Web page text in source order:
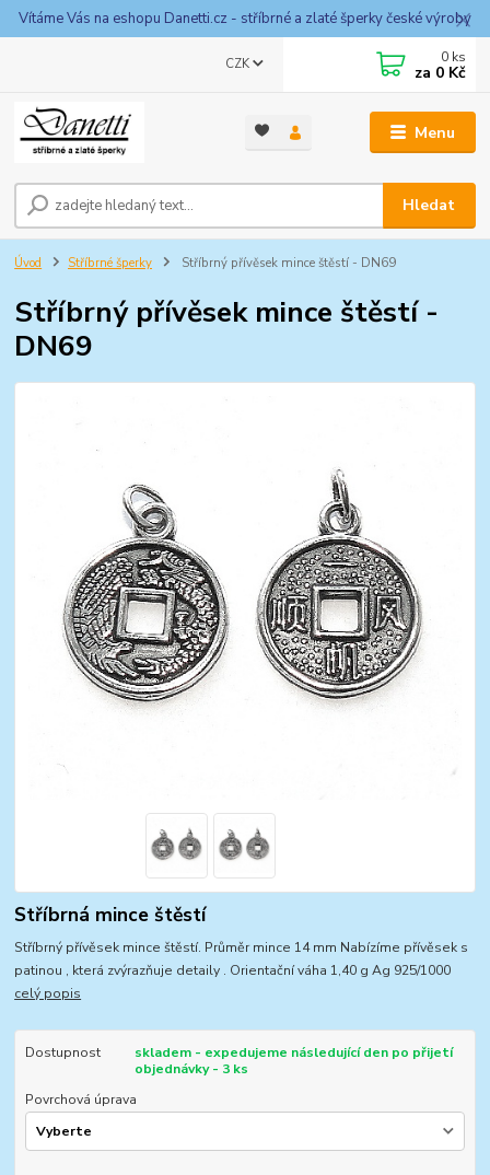
Vítáme Vás na eshopu Danetti.cz - stříbrné a zlaté šperky české výroby
Menu
CZK
Hledat
0 ks
za 0 Kč
Úvod Stříbrné šperky Stříbrný přívěsek mince štěstí - DN69
Stříbrný přívěsek mince štěstí -
DN69
Stříbrná mince štěstí
Stříbrný přívěsek mince štěstí. Průměr mince 14 mm Nabízíme přívěsek s
patinou , která zvýrazňuje detaily . Orientační váha 1,40 g Ag 925/1000
celý popis
Dostupnost
skladem - expedujeme následující den po přijetí
objednávky - 3 ks
Povrchová úprava